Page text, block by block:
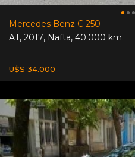
Mercedes Benz C 250
AT, 2017, Nafta, 40.000 km.
U$S 34.000